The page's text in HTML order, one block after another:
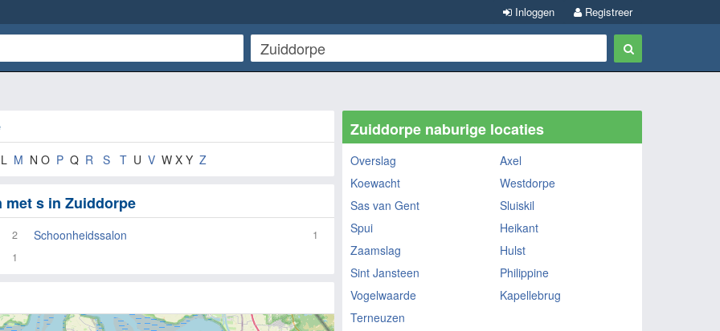
Registreer
Inloggen
M N O P Q R S T U V W X Y Z
met s in Zuiddorpe
2 Schoonheidssalon
1
1
Zuiddorpe naburige locaties
Overslag
Axel
Koewacht
Westdorpe
Sas van Gent
Sluiskil
Spui
Heikant
Zaamslag
Hulst
Sint Jansteen
Philippine
Vogelwaarde
Kapellebrug
Terneuzen